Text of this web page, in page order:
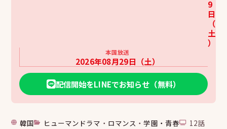
9
日
（
土
）
本国放送
2026年08月29日（土）
配信開始をLINEでお知らせ（無料）
韓国 ヒューマンドラマ ・ ロマンス ・学園・青春 12話